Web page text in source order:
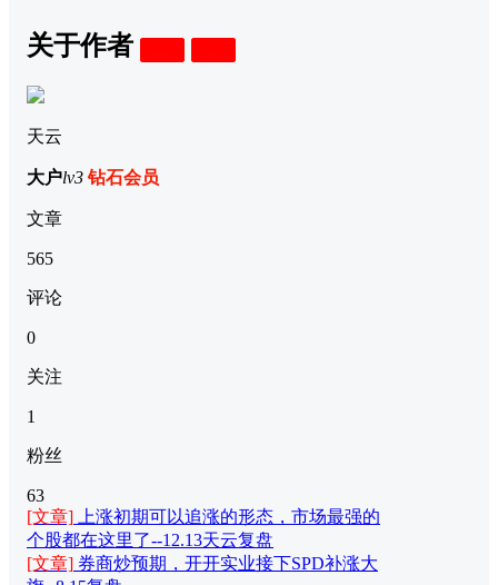
关于作者
天云
大户lv3 钻石会员
文章
565
评论
0
关注
1
粉丝
63
[文章] 上涨初期可以追涨的形态，市场最强的
个股都在这里了--12.13天云复盘
[文章] 券商炒预期，开开实业接下SPD补涨大